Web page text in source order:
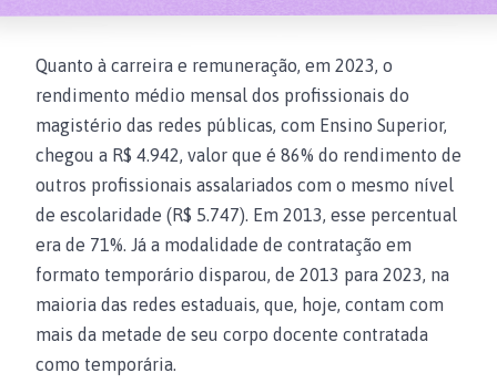
Quanto à carreira e remuneração, em 2023, o
rendimento médio mensal dos profissionais do
magistério das redes públicas, com Ensino Superior,
chegou a R$ 4.942, valor que é 86% do rendimento de
outros profissionais assalariados com o mesmo nível
de escolaridade ( R$ 5.747). Em 2013, esse percentual
era de 71%. Já a modalidade de contratação em
formato temporário disparou, de 2013 para 2023, na
maioria das redes estaduais, que, hoje, contam com
mais da metade de seu corpo docente contratada
como temporária.